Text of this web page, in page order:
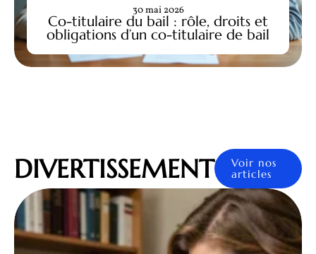
Co-titulaire du bail : rôle, droits et
obligations d’un co-titulaire de bail
30 mai 2026
DIVERTISSEMENT
Voir nos
articles